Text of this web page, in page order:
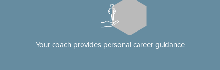
Your coach provides personal career guidance